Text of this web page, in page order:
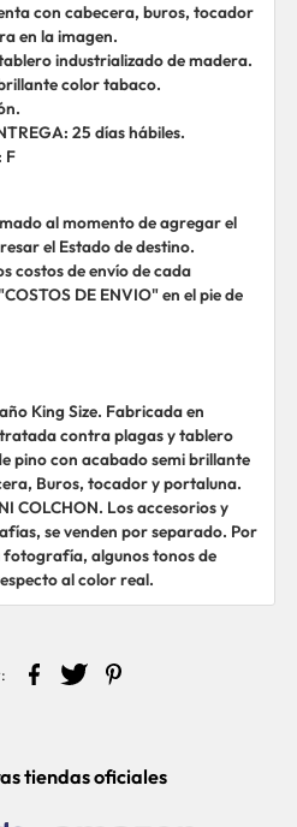
con cabecera, buros, tocador
en la imagen.
industrializado de madera.
color tabaco.
25 días hábiles.
F
al momento de agregar el
el Estado de destino.
costos de envío de cada
DE ENVIO" en el pie de
King Size. Fabricada en
contra plagas y tablero
pino con acabado semi brillante
Buros, tocador y portaluna.
COLCHON. Los accesorios y
se venden por separado. Por
fotografía, algunos tonos de
al color real.
tiendas oficiales